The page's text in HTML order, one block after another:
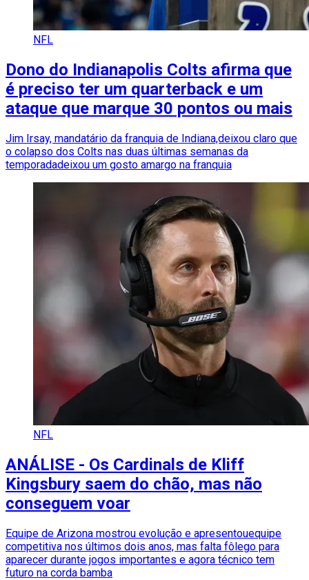
NFL
Dono do Indianapolis Colts afirma que
é preciso ter um quarterback e um
ataque que marque 30 pontos ou mais
Jim Irsay, mandatário da franquia de Indiana,deixou claro que
o colapso dos Colts nas duas últimas semanas da
temporadadeixou um gosto amargo na franquia
NFL
ANÁLISE - Os Cardinals de Kliff
Kingsbury saem do chão, mas não
conseguem voar
Equipe de Arizona mostrou evolução e apresentouequipe
competitiva nos últimos dois anos, mas falta fôlego para
aparecer durante jogos importantes e agora técnico tem
futuro na corda bamba